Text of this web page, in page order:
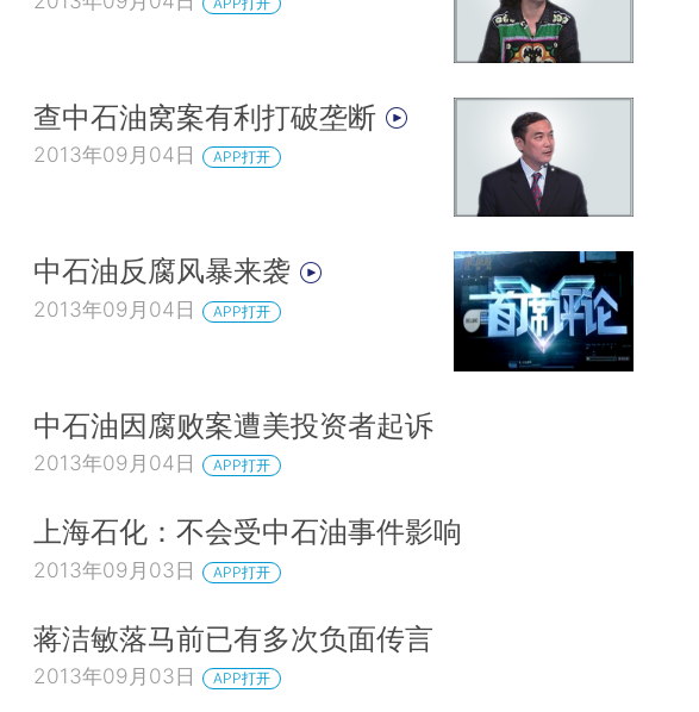
查中石油窝案有利打破垄断
2013年09月04日 APP打开
中石油反腐风暴来袭
2013年09月04日 APP打开
中石油因腐败案遭美投资者起诉
2013年09月04日 APP打开
上海石化：不会受中石油事件影响
2013年09月03日 APP打开
蒋洁敏落马前已有多次负面传言
2013年09月03日 APP打开